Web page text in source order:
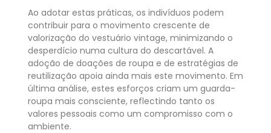
Ao adotar estas práticas, os indivíduos podem
contribuir para o movimento crescente de
valorização do vestuário vintage, minimizando o
desperdício numa cultura do descartável. A
adoção de doações de roupa e de estratégias de
reutilização apoia ainda mais este movimento. Em
última análise, estes esforços criam um guarda-
roupa mais consciente, reflectindo tanto os
valores pessoais como um compromisso com o
ambiente.